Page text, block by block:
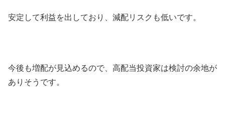
安定して利益を出しており、減配リスクも低いです。
今後も増配が見込めるので、高配当投資家は検討の余地が
ありそうです。